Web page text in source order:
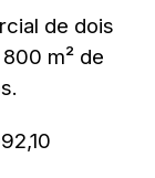
de dois
m² de